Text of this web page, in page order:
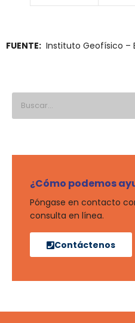
FUENTE: Instituto Geofísico –
¿Cómo podemos
Póngase en contacto
consulta en línea.
Contáctenos